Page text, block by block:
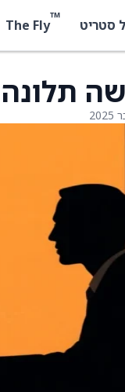
סטריט ™
The Fly